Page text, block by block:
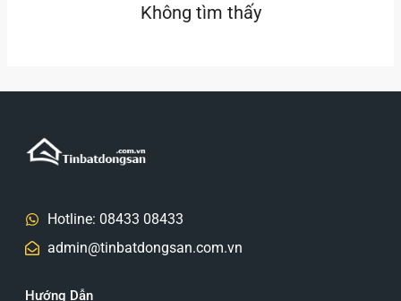
Không tìm thấy
Hotline: 08433 08433
admin@tinbatdongsan.com.vn
Hướng Dẫn